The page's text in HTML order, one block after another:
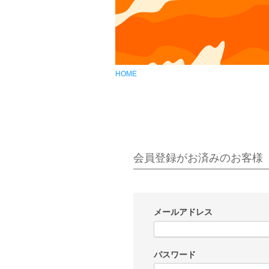
HOME
会員登録がお済みのお客様
メールアドレス
(
パスワード